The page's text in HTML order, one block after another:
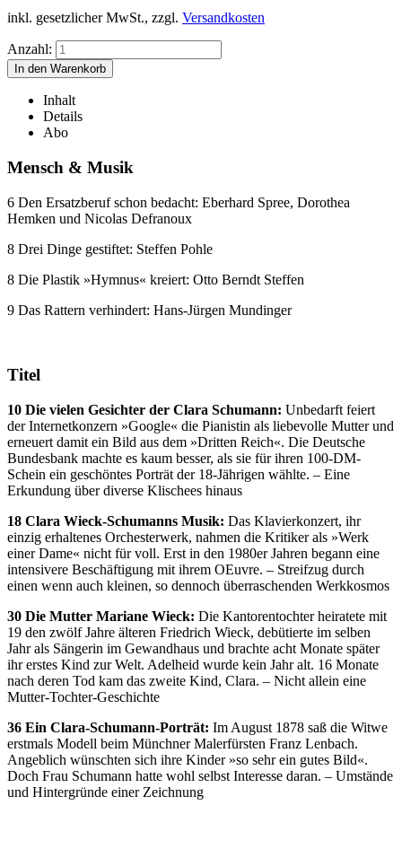
inkl. gesetzlicher MwSt., zzgl. Versandkosten
Anzahl:
Inhalt
Details
Abo
Mensch & Musik
6 Den Ersatzberuf schon bedacht: Eberhard Spree, Dorothea
Hemken und Nicolas Defranoux
8 Drei Dinge gestiftet: Steffen Pohle
8 Die Plastik »Hymnus« kreiert: Otto Berndt Steffen
9 Das Rattern verhindert: Hans-Jürgen Mundinger
Titel
10 Die vielen Gesichter der Clara Schumann: Unbedarft feiert
der Internetkonzern »Google« die Pianistin als liebevolle Mutter und
erneuert damit ein Bild aus dem »Dritten Reich«. Die Deutsche
Bundesbank machte es kaum besser, als sie für ihren 100-DM-
Schein ein geschöntes Porträt der 18-Jährigen wählte. – Eine
Erkundung über diverse Klischees hinaus
18 Clara Wieck-Schumanns Musik: Das Klavierkonzert, ihr
einzig erhaltenes Orchesterwerk, nahmen die Kritiker als »Werk
einer Dame« nicht für voll. Erst in den 1980er Jahren begann eine
intensivere Beschäftigung mit ihrem OEuvre. – Streifzug durch
einen wenn auch kleinen, so dennoch überraschenden Werkkosmos
30 Die Mutter Mariane Wieck: Die Kantorentochter heiratete mit
19 den zwölf Jahre älteren Friedrich Wieck, debütierte im selben
Jahr als Sängerin im Gewandhaus und brachte acht Monate später
ihr erstes Kind zur Welt. Adelheid wurde kein Jahr alt. 16 Monate
nach deren Tod kam das zweite Kind, Clara. – Nicht allein eine
Mutter-Tochter-Geschichte
36 Ein Clara-Schumann-Porträt: Im August 1878 saß die Witwe
erstmals Modell beim Münchner Malerfürsten Franz Lenbach.
Angeblich wünschten sich ihre Kinder »so sehr ein gutes Bild«.
Doch Frau Schumann hatte wohl selbst Interesse daran. – Umstände
und Hintergründe einer Zeichnung